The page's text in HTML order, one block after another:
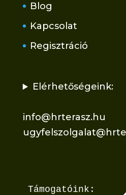
Blog
Kapcsolat
Regisztráció
Elérhetőségeink:
info@hrterasz.hu
Támogatóink: